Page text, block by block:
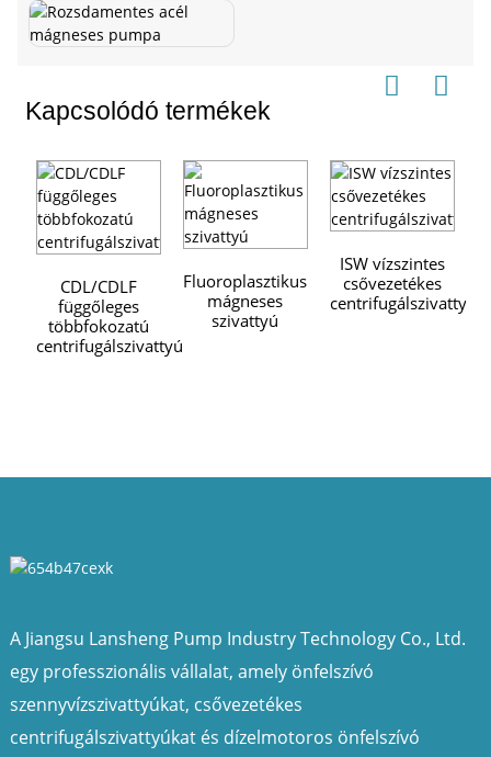
Kapcsolódó termékek
CDL/CDLF
függőleges
többfokozatú
centrifugálszivattyú
Fluoroplasztikus
mágneses
szivattyú
ISW vízszintes
csővezetékes
centrifugálszivattyú
A Jiangsu Lansheng Pump Industry Technology Co., Ltd.
egy professzionális vállalat, amely önfelszívó
szennyvízszivattyúkat, csővezetékes
centrifugálszivattyúkat és dízelmotoros önfelszívó